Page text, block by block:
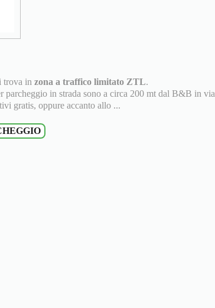
trova in zona a traffico limitato ZTL.
parcheggio in strada sono a circa 200 mt dal B&B in via
gratis, oppure accanto allo ...